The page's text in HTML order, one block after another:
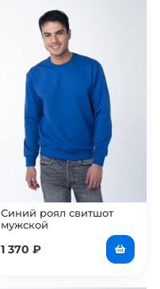
Синий роял свитшот
мужской
1 370 ₽